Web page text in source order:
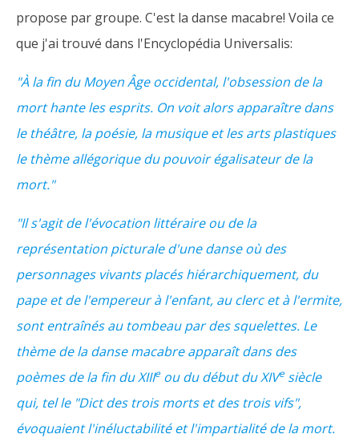
propose par groupe. C'est la danse macabre! Voila ce
que j'ai trouvé dans l'Encyclopédia Universalis:
"À la fin du Moyen Âge occidental, l'obsession de la
mort hante les esprits. On voit alors apparaître dans
le théâtre, la poésie, la musique et les arts plastiques
le thème allégorique du pouvoir égalisateur de la
mort."
"Il s'agit de l'évocation littéraire ou de la
représentation picturale d'une danse où des
personnages vivants placés hiérarchiquement, du
pape et de l'empereur à l'enfant, au clerc et à l'ermite,
sont entraînés au tombeau par des squelettes. Le
thème de la danse macabre apparaît dans des
poèmes de la fin du XIIIeou du début du XIVesiècle
qui, tel le "Dict des trois morts et des trois vifs",
évoquaient l'inéluctabilité et l'impartialité de la mort.